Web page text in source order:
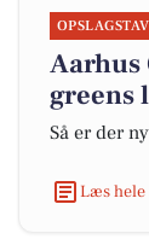
greens
Så er der
Læs